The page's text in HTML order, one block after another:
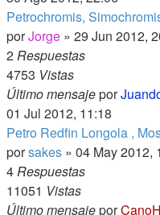
Petrochromis,
porJorge » 29 Jun 2012,
2Respuestas
4753 Vistas
Último mensajepor
01 Jul 2012, 11:18
Petro Redfin Longola ,
porsakes » 04 May 2012,
4Respuestas
11051 Vistas
Último mensajepor